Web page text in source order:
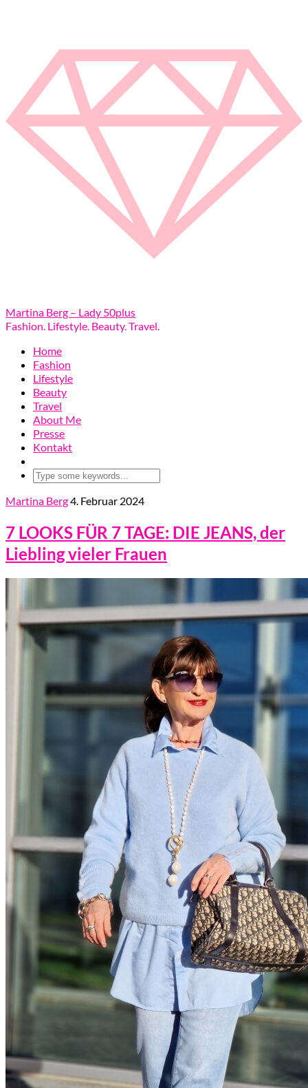
Martina Berg – Lady 50plus
Fashion. Lifestyle. Beauty. Travel.
Home
Fashion
Lifestyle
Beauty
Travel
About Me
Presse
Kontakt
Martina Berg4. Februar 2024
7 LOOKS FÜR 7 TAGE: DIE JEANS, der
Liebling vieler Frauen